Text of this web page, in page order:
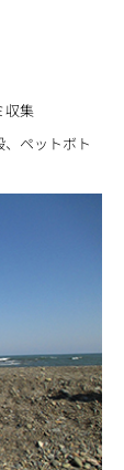
収集
ペットボト